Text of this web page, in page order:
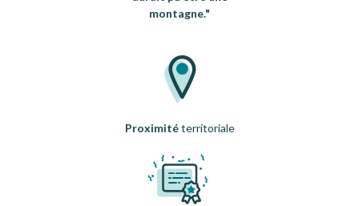
montagne."
Proximitéterritoriale